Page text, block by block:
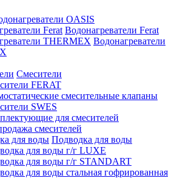
OASIS
Водонагреватели Ferat
Водонагреватели
Смесители
FERAT
смесительные клапаны
SWES
для смесителей
смесителей
Подводка для воды
для воды г/г LUXE
для воды г/г STANDART
для воды стальная гофрированная